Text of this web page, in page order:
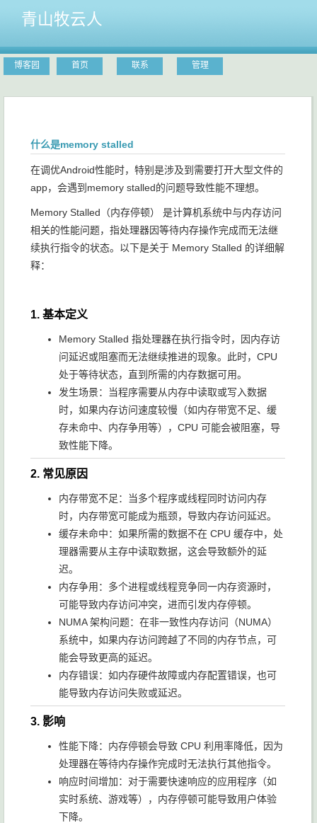
青山牧云人
博客园 首页 联系 管理
什么是memory stalled
在调优Android性能时，特别是涉及到需要打开大型文件的
app，会遇到memory stalled的问题导致性能不理想。
Memory Stalled（内存停顿） 是计算机系统中与内存访问
相关的性能问题，指处理器因等待内存操作完成而无法继
续执行指令的状态。以下是关于 Memory Stalled 的详细解
释：
1. 基本定义
Memory Stalled 指处理器在执行指令时，因内存访
问延迟或阻塞而无法继续推进的现象。此时，CPU
处于等待状态，直到所需的内存数据可用。
发生场景：当程序需要从内存中读取或写入数据
时，如果内存访问速度较慢（如内存带宽不足、缓
存未命中、内存争用等），CPU 可能会被阻塞，导
致性能下降。
2. 常见原因
内存带宽不足：当多个程序或线程同时访问内存
时，内存带宽可能成为瓶颈，导致内存访问延迟。
缓存未命中：如果所需的数据不在 CPU 缓存中，处
理器需要从主存中读取数据，这会导致额外的延
迟。
内存争用：多个进程或线程竞争同一内存资源时，
可能导致内存访问冲突，进而引发内存停顿。
NUMA 架构问题：在非一致性内存访问（NUMA）
系统中，如果内存访问跨越了不同的内存节点，可
能会导致更高的延迟。
内存错误：如内存硬件故障或内存配置错误，也可
能导致内存访问失败或延迟。
3. 影响
性能下降：内存停顿会导致 CPU 利用率降低，因为
处理器在等待内存操作完成时无法执行其他指令。
响应时间增加：对于需要快速响应的应用程序（如
实时系统、游戏等），内存停顿可能导致用户体验
下降。